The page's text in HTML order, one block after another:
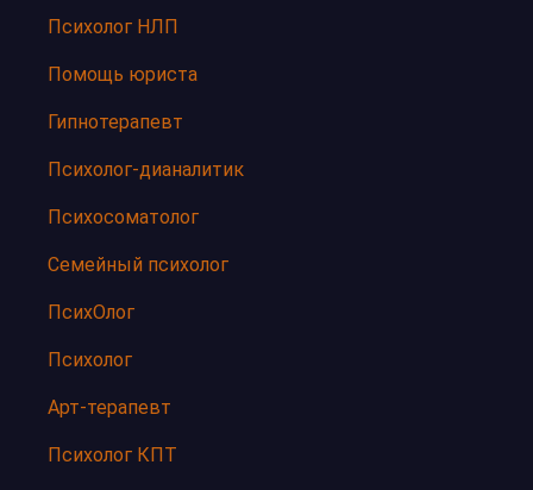
Психолог НЛП
Помощь юриста
Гипнотерапевт
Психолог-дианалитик
Психосоматолог
Семейный психолог
ПсихОлог
Психолог
Арт-терапевт
Психолог КПТ